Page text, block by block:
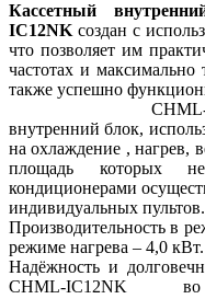
Кассетный
IC12NK создан с
что позволяет им
частотах и максимально
также успешно
CHML-IC12NK
внутренний блок,
на охлаждение ,
площадь которых
кондиционерами
индивидуальных пультов.
Производительность в
режиме нагрева – 4,0 кВт.
Надёжность и
CHML-IC12NK во